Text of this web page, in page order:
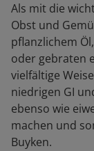
Als mit die
Obst und
pflanzlichem
oder gebraten
vielfältige
niedrigen GI
ebenso wie
machen und
Buyken.